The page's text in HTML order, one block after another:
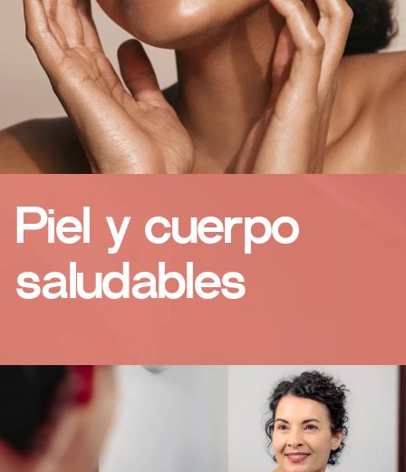
Piel y cuerpo
saludables